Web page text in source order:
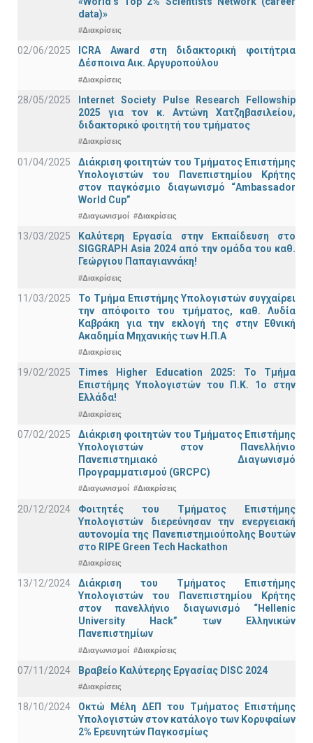
data)»
#Διακρίσεις
02/06/2025
ICRA Award στη διδακτορική φοιτήτρια
Δέσποινα Αικ. Αργυροπούλου
#Διακρίσεις
28/05/2025
Internet Society Pulse Research Fellowship
2025 για τον κ. Αντώνη Χατζηβασιλείου,
διδακτορικό φοιτητή του τμήματος
#Διακρίσεις
01/04/2025
Διάκριση φοιτητών του Τμήματος Επιστήμης
Υπολογιστών του Πανεπιστημίου Κρήτης
στον παγκόσμιο διαγωνισμό “Ambassador
World Cup”
#Διαγωνισμοί #Διακρίσεις
13/03/2025
Καλύτερη Εργασία στην Εκπαίδευση στο
SIGGRAPH Asia 2024 από την ομάδα του καθ.
Γεώργιου Παπαγιαννάκη!
#Διακρίσεις
11/03/2025
Το Τμήμα Επιστήμης Υπολογιστών συγχαίρει
την απόφοιτο του τμήματος, καθ. Λυδία
Καβράκη για την εκλογή της στην Εθνική
Ακαδημία Μηχανικής των Η.Π.Α
#Διακρίσεις
19/02/2025
Times Higher Education 2025: Το Τμήμα
Επιστήμης Υπολογιστών του Π.Κ. 1ο στην
Ελλάδα!
#Διακρίσεις
07/02/2025
Διάκριση φοιτητών του Τμήματος Επιστήμης
Υπολογιστών στον Πανελλήνιο
Πανεπιστημιακό Διαγωνισμό
Προγραμματισμού (GRCPC)
#Διαγωνισμοί #Διακρίσεις
20/12/2024
Φοιτητές του Τμήματος Επιστήμης
Υπολογιστών διερεύνησαν την ενεργειακή
αυτονομία της Πανεπιστημιούπολης Βουτών
στο RIPE Green Tech Hackathon
#Διακρίσεις
13/12/2024
Διάκριση του Τμήματος Επιστήμης
Υπολογιστών του Πανεπιστημίου Κρήτης
στον πανελλήνιο διαγωνισμό “Hellenic
University Hack” των Ελληνικών
Πανεπιστημίων
#Διαγωνισμοί #Διακρίσεις
07/11/2024 Βραβείο Καλύτερης Εργασίας DISC 2024
#Διακρίσεις
18/10/2024
Οκτώ Μέλη ΔΕΠ του Τμήματος Επιστήμης
Υπολογιστών στον κατάλογο των Κορυφαίων
2% Ερευνητών Παγκοσμίως